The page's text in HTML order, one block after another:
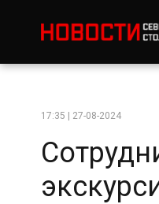
17:35 | 27-08-2024